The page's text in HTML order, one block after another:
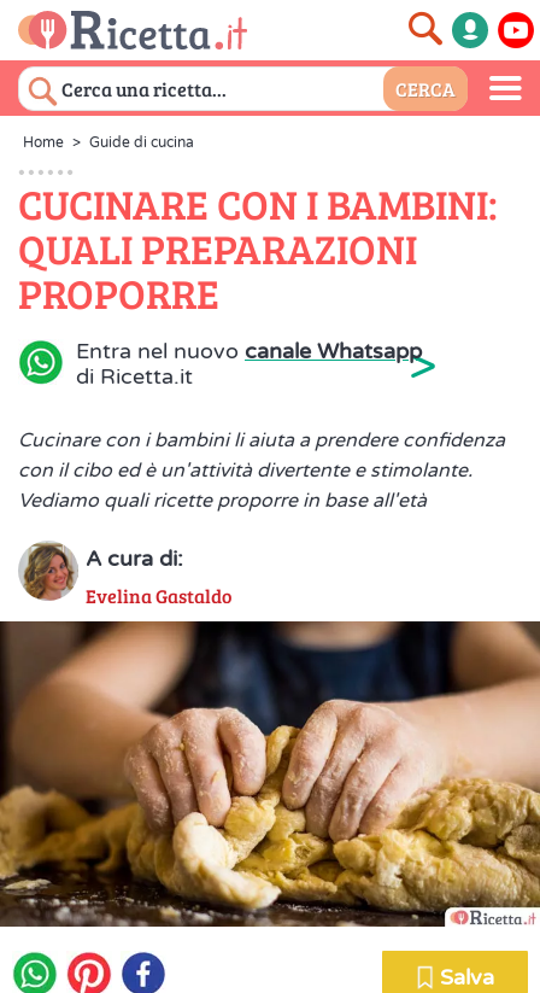
Home > Guide di cucina
CUCINARE CON I BAMBINI:
QUALI PREPARAZIONI
PROPORRE
Entra nel nuovo canale Whatsapp
di Ricetta.it
>
Cucinare con i bambini li aiuta a prendere confidenza
con il cibo ed è un'attività divertente e stimolante.
Vediamo quali ricette proporre in base all'età
A cura di:
Evelina Gastaldo
Salva